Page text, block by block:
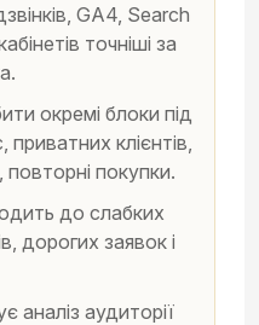
GA4, Search
точніші за
окремі блоки під
приватних клієнтів,
повторні покупки.
до слабких
дорогих заявок і
аналіз аудиторії